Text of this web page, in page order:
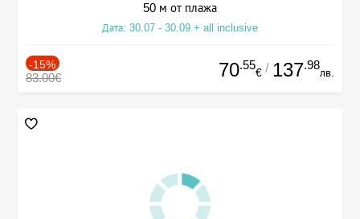
50 м от плажа
Дата: 30.07 - 30.09 + all inclusive
-15%
83.00€ 70.55
€ / 137.98
лв.